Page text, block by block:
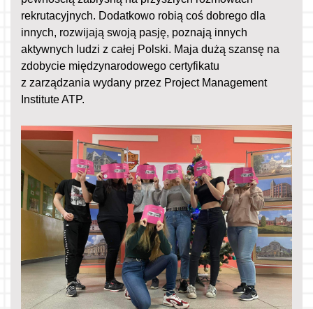
rekrutacyjnych. Dodatkowo robią coś dobrego dla
innych, rozwijają swoją pasję, poznają innych
aktywnych ludzi z całej Polski. Maja dużą szansę na
zdobycie międzynarodowego certyfikatu
z zarządzania wydany przez Project Management
Institute ATP.